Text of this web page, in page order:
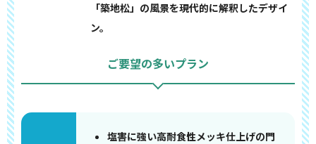
「築地松」の風景を現代的に解釈したデザイ
ン。
ご要望の多いプラン
塩害に強い高耐食性メッキ仕上げの門